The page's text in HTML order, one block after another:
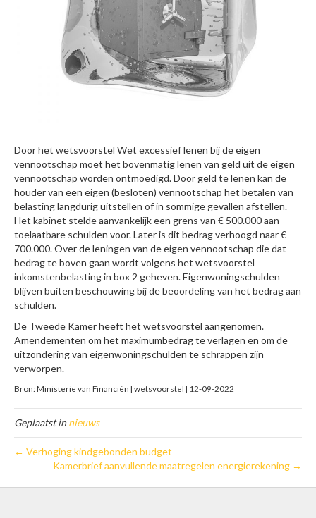
Door het wetsvoorstel Wet excessief lenen bij de eigen
vennootschap moet het bovenmatig lenen van geld uit de eigen
vennootschap worden ontmoedigd. Door geld te lenen kan de
houder van een eigen (besloten) vennootschap het betalen van
belasting langdurig uitstellen of in sommige gevallen afstellen.
Het kabinet stelde aanvankelijk een grens van € 500.000 aan
toelaatbare schulden voor. Later is dit bedrag verhoogd naar €
700.000. Over de leningen van de eigen vennootschap die dat
bedrag te boven gaan wordt volgens het wetsvoorstel
inkomstenbelasting in box 2 geheven. Eigenwoningschulden
blijven buiten beschouwing bij de beoordeling van het bedrag aan
schulden.
De Tweede Kamer heeft het wetsvoorstel aangenomen.
Amendementen om het maximumbedrag te verlagen en om de
uitzondering van eigenwoningschulden te schrappen zijn
verworpen.
Bron: Ministerie van Financiën | wetsvoorstel | 12-09-2022
Geplaatst innieuws
← Verhoging kindgebonden budget
Kamerbrief aanvullende maatregelen energierekening →